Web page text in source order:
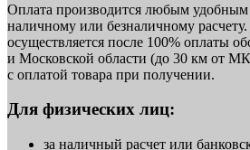
Оплата производится любым
наличному или безналичному
осуществляется после 100% оплаты
и Московской области (до 30 км от
с оплатой товара при получении.
Для физических лиц:
за наличный расчет или